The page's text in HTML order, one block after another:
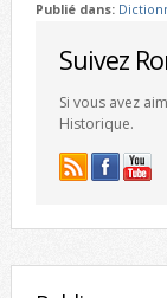
Publié dans:
Suivez
Si vous avez
Historique.